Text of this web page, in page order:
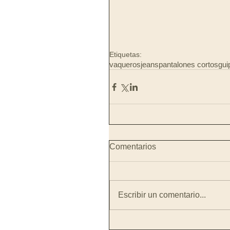
Etiquetas:
vaquerosjeanspantalones cortos
Comentarios
Escribir un comentario...